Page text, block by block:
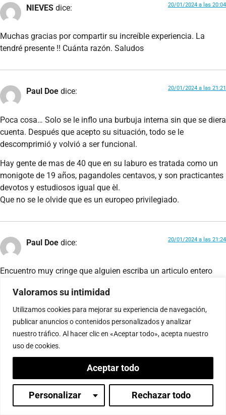
Valoramos su intimidad
Utilizamos cookies para mejorar su experiencia de navegación,
publicar anuncios o contenidos personalizados y analizar
nuestro tráfico. Al hacer clic en «Aceptar todo», acepta nuestro
uso de cookies.
Personalizar Rechazar todo
Aceptar todo
Inicia sesión
NIEVES dice: 20/01/2024 a las 20:04
Muchas gracias por compartir su increíble experiencia. La
tendré presente !! Cuánta razón. Saludos
Paul Doe dice: 20/01/2024 a las 21:21
Poca cosa… Solo se le inflo una burbuja interna sin que se diera
cuenta. Después que acepto su situación, todo se le
descomprimió y volvió a ser funcional.
Hay gente de mas de 40 que en su laburo es tratada como un
monigote de 19 años, pagandoles centavos, y son practicantes
devotos y estudiosos igual que èl.
Que no se le olvide que es un europeo privilegiado.
Paul Doe dice: 20/01/2024 a las 21:24
Encuentro muy cringe que alguien escriba un articulo entero
realmente.
Ramontin dice: 21/01/2024 a las 01:12
Gracias por ser siempre una fuente de inspiración Ven Gyaltsen
🙏✨